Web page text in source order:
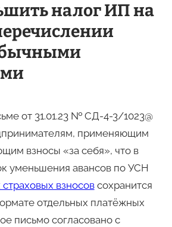
налог ИП на
от 31.01.23 № СД-4-3/1023@
применяющим
взносы «за себя», что в
уменьшения авансов по УСН
взносовсохранится
отдельных платёжных
письмо согласовано с